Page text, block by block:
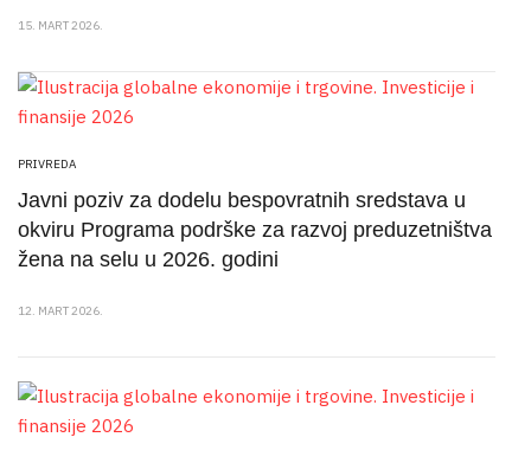
15. MART 2026.
PRIVREDA
Javni poziv za dodelu bespovratnih sredstava u
okviru Programa podrške za razvoj preduzetništva
žena na selu u 2026. godini
12. MART 2026.